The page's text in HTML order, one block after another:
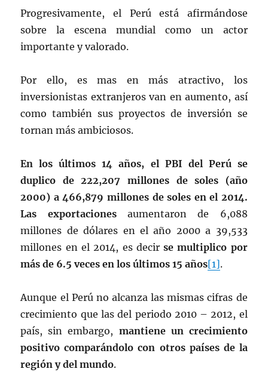
Progresivamente, el Perú está afirmándose
sobre la escena mundial como un actor
importante y valorado.
Por ello, es mas en más atractivo, los
inversionistas extranjeros van en aumento, así
como también sus proyectos de inversión se
tornan más ambiciosos.
En los últimos 14 años, el PBI del Perú se
duplico de 222,207 millones de soles (año
2000) a 466,879 millones de soles en el 2014.
Las exportacionesaumentaron de 6,088
millones de dólares en el año 2000 a 39,533
millones en el 2014, es decirse multiplico por
más de 6.5 veces en los últimos 15 años[1].
Aunque el Perú no alcanza las mismas cifras de
crecimiento que las del periodo 2010 – 2012, el
país, sin embargo, mantiene un crecimiento
positivo comparándolo con otros países de la
región y del mundo.